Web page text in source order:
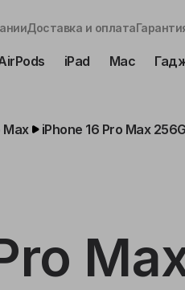
Доставка и оплата
iPad Mac
Max iPhone 16 Pro Max